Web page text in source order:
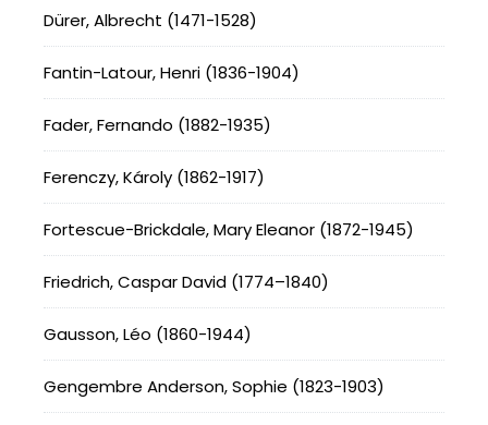
Dürer, Albrecht (1471-1528)
Fantin-Latour, Henri (1836-1904)
Fader, Fernando (1882-1935)
Ferenczy, Károly (1862-1917)
Fortescue-Brickdale, Mary Eleanor (1872-1945)
Friedrich, Caspar David (1774–1840)
Gausson, Léo (1860-1944)
Gengembre Anderson, Sophie (1823-1903)